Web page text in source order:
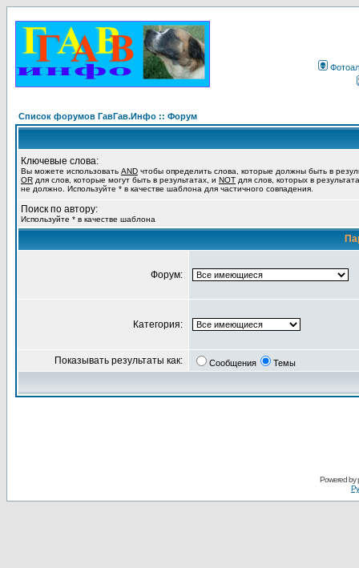
Список форумов ГавГав.Инфо :: Форум
Ключевые слова:
Вы можете использовать AND чтобы определить слова, которые должны быть в
OR для слов, которые могут быть в результатах, и NOT для слов, которых в
не должно. Используйте * в качестве шаблона для частичного совпадения.
Поиск по автору:
Используйте * в качестве шаблона
Форум:
Категория:
Показывать результаты как: Сообщения Темы
Powered by